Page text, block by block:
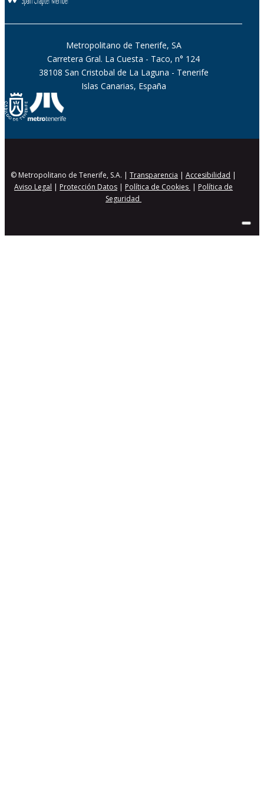
Metropolitano de Tenerife, SA
Carretera Gral. La Cuesta - Taco, n° 124
38108 San Cristobal de La Laguna - Tenerife
Islas Canarias, España
© Metropolitano de Tenerife, S.A. |Transparencia |Accesibilidad |
Aviso Legal | Protección Datos | Política de Cookies | Política de
Seguridad